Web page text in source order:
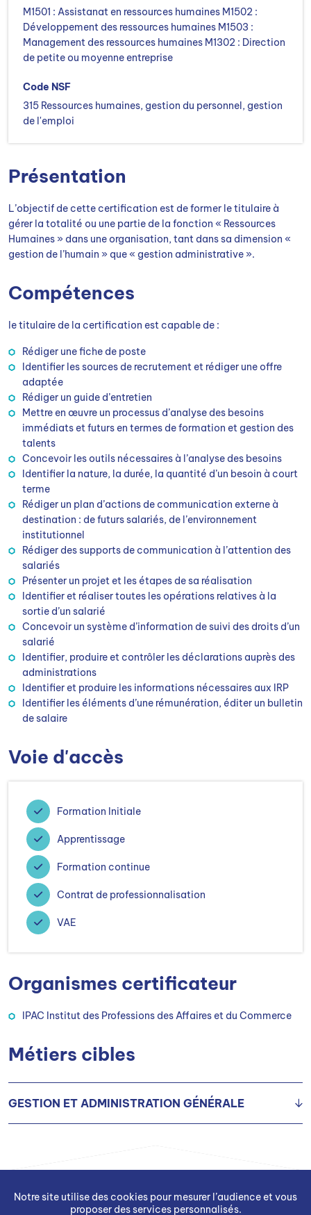
Présentation
L’objectif de cette certification est de former le titulaire à
gérer la totalité ou une partie de la fonction « Ressources
Humaines » dans une organisation, tant dans sa dimension «
gestion de l’humain » que « gestion administrative ».
Compétences
le titulaire de la certification est capable de :
Rédiger une fiche de poste
Identifier les sources de recrutement et rédiger une offre
adaptée
Rédiger un guide d’entretien
Mettre en œuvre un processus d’analyse des besoins
immédiats et futurs en termes de formation et gestion des
talents
Concevoir les outils nécessaires à l’analyse des besoins
Identifier la nature, la durée, la quantité d’un besoin à court
terme
Rédiger un plan d’actions de communication externe à
destination : de futurs salariés, de l’environnement
institutionnel
Rédiger des supports de communication à l’attention des
salariés
Présenter un projet et les étapes de sa réalisation
Identifier et réaliser toutes les opérations relatives à la
sortie d’un salarié
Concevoir un système d’information de suivi des droits d’un
salarié
Identifier, produire et contrôler les déclarations auprès des
administrations
Identifier et produire les informations nécessaires aux IRP
Identifier les éléments d’une rémunération, éditer un bulletin
de salaire
Voie d'accès
Formation Initiale
Apprentissage
Formation continue
Contrat de professionnalisation
VAE
Organismes certificateur
IPAC Institut des Professions des Affaires et du Commerce
Métiers cibles
GESTION ET ADMINISTRATION GÉNÉRALE
M1501 : Assistanat en ressources humaines M1502 :
Développement des ressources humaines M1503 :
Management des ressources humaines M1302 : Direction
de petite ou moyenne entreprise
Code NSF
315 Ressources humaines, gestion du personnel, gestion
de l'emploi
Notre site utilise des cookies pour mesurer l’audience et vous
proposer des services personnalisés.